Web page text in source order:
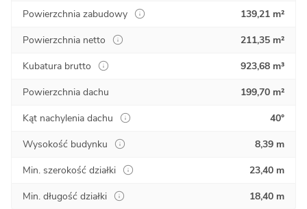
Powierzchnia zabudowy
139,21 m²
Powierzchnia netto
211,35 m²
Kubatura brutto
923,68 m³
Powierzchnia dachu
199,70 m²
Kąt nachylenia dachu
40°
Wysokość budynku
8,39 m
Min. szerokość działki
23,40 m
Min. długość działki
18,40 m